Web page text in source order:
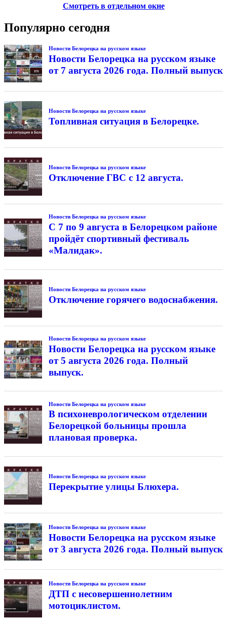
Смотреть в отдельном окне
Популярно сегодня
Новости Белорецка на русском языке
Новости Белорецка на русском языке
от 7 августа 2026 года. Полный выпуск
Новости Белорецка на русском языке
Топливная ситуация в Белорецке.
Новости Белорецка на русском языке
Отключение ГВС с 12 августа.
Новости Белорецка на русском языке
С 7 по 9 августа в Белорецком районе
пройдёт спортивный фестиваль
«Малидак».
Новости Белорецка на русском языке
Отключение горячего водоснабжения.
Новости Белорецка на русском языке
Новости Белорецка на русском языке
от 5 августа 2026 года. Полный
выпуск.
Новости Белорецка на русском языке
В психоневрологическом отделении
Белорецкой больницы прошла
плановая проверка.
Новости Белорецка на русском языке
Перекрытие улицы Блюхера.
Новости Белорецка на русском языке
Новости Белорецка на русском языке
от 3 августа 2026 года. Полный выпуск
Новости Белорецка на русском языке
ДТП с несовершеннолетним
мотоциклистом.